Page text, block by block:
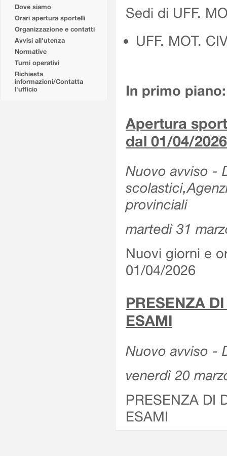
Dove siamo
Orari apertura sportelli
Organizzazione e contatti
Avvisi all'utenza
Normative
Turni operativi
Richiesta
informazioni/Contatta
l'ufficio
Sedi di UFF.
UFF. MOT.
In primo piano:
Apertura
dal 01/04/2026
Nuovo avviso -
provinciali
martedì 31
Nuovi giorni e
01/04/2026
PRESENZA
ESAMI
Nuovo avviso -
venerdì 20
PRESENZA DI
ESAMI